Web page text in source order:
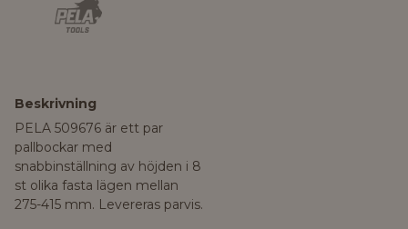
Beskrivning
PELA 509676 är ett par
pallbockar med
snabbinställning av höjden i 8
st olika fasta lägen mellan
275-415 mm. Levereras parvis.